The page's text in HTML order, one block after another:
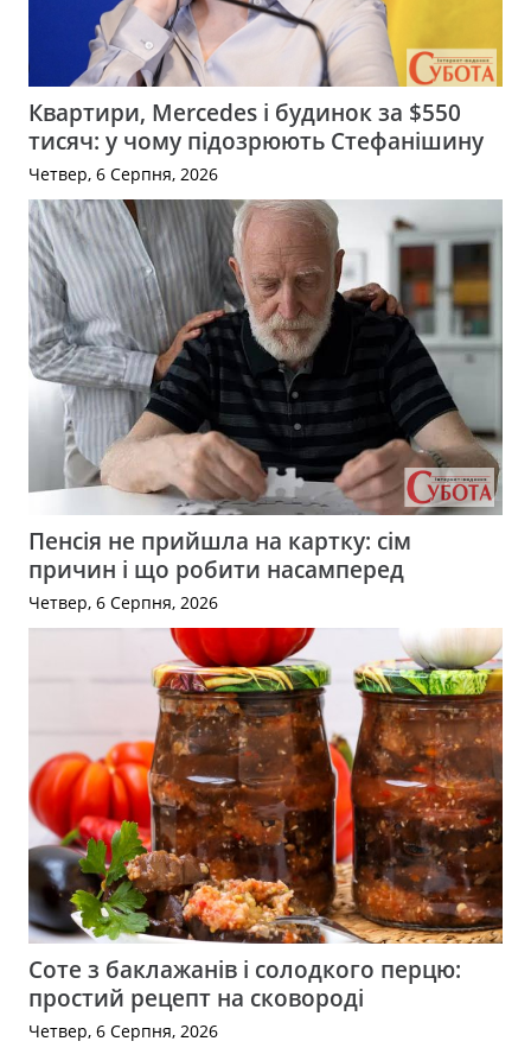
Квартири, Mercedes і будинок за $550
тисяч: у чому підозрюють Стефанішину
Четвер, 6 Серпня, 2026
Пенсія не прийшла на картку: сім
причин і що робити насамперед
Четвер, 6 Серпня, 2026
Соте з баклажанів і солодкого перцю:
простий рецепт на сковороді
Четвер, 6 Серпня, 2026